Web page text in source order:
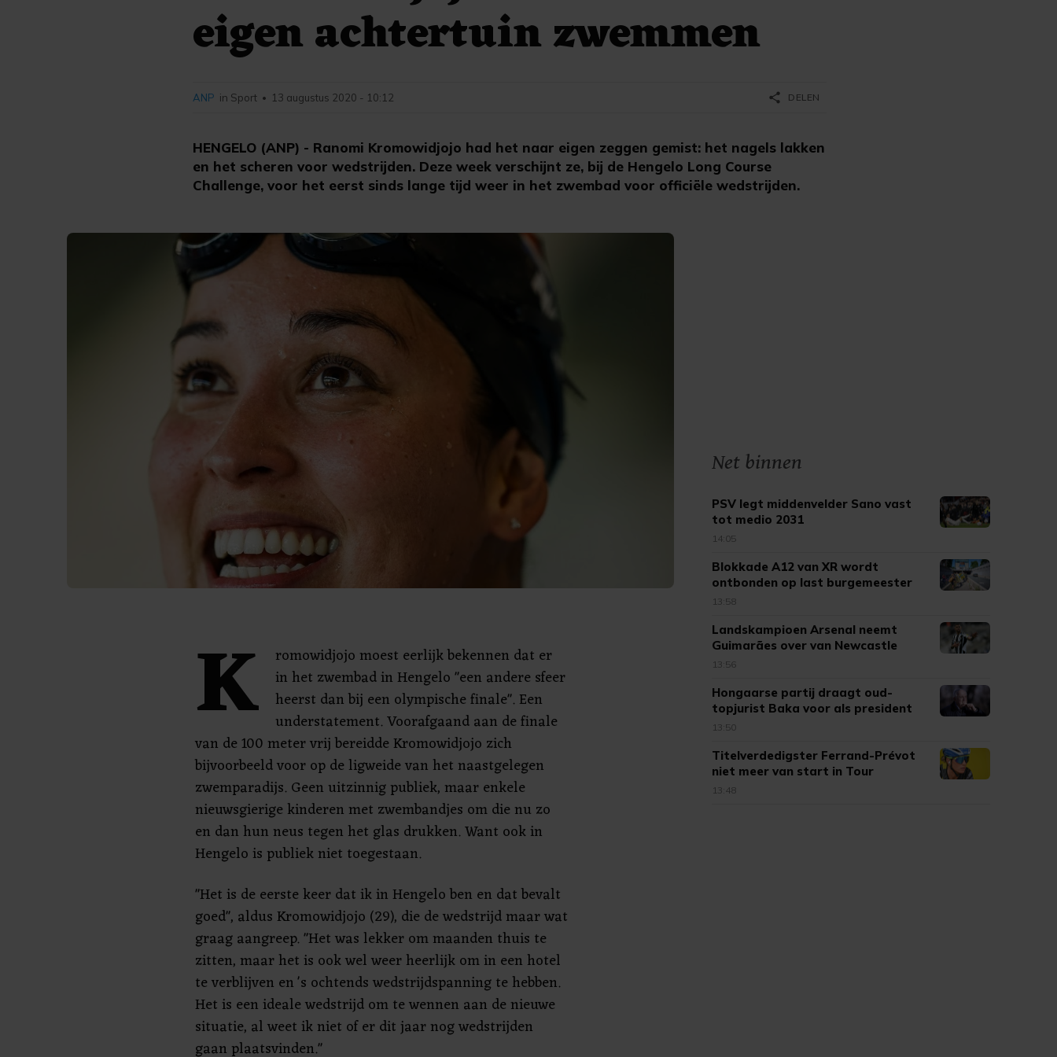
eigen achtertuin zwemmen
HENGELO (ANP) - Ranomi Kromowidjojo had het naar eigen zeggen gemist: het nagels lakken
en het scheren voor wedstrijden. Deze week verschijnt ze, bij de Hengelo Long Course
Challenge, voor het eerst sinds lange tijd weer in het zwembad voor officiële wedstrijden.
ANP in Sport • 13 augustus 2020 - 10:12 share DELEN
K
romowidjojo moest eerlijk bekennen dat er
in het zwembad in Hengelo "een andere sfeer
heerst dan bij een olympische finale". Een
understatement. Voorafgaand aan de finale
van de 100 meter vrij bereidde Kromowidjojo zich
bijvoorbeeld voor op de ligweide van het naastgelegen
zwemparadijs. Geen uitzinnig publiek, maar enkele
nieuwsgierige kinderen met zwembandjes om die nu zo
en dan hun neus tegen het glas drukken. Want ook in
Hengelo is publiek niet toegestaan.
"Het is de eerste keer dat ik in Hengelo ben en dat bevalt
goed", aldus Kromowidjojo (29), die de wedstrijd maar wat
graag aangreep. "Het was lekker om maanden thuis te
zitten, maar het is ook wel weer heerlijk om in een hotel
te verblijven en 's ochtends wedstrijdspanning te hebben.
Het is een ideale wedstrijd om te wennen aan de nieuwe
situatie, al weet ik niet of er dit jaar nog wedstrijden
gaan plaatsvinden."
Net binnen
PSV legt middenvelder Sano vast
tot medio 2031
14:05
Blokkade A12 van XR wordt
ontbonden op last burgemeester
13:58
Landskampioen Arsenal neemt
Guimarães over van Newcastle
United
13:56
Hongaarse partij draagt oud-
topjurist Baka voor als president
13:50
Titelverdedigster Ferrand-Prévot
niet meer van start in Tour
13:48